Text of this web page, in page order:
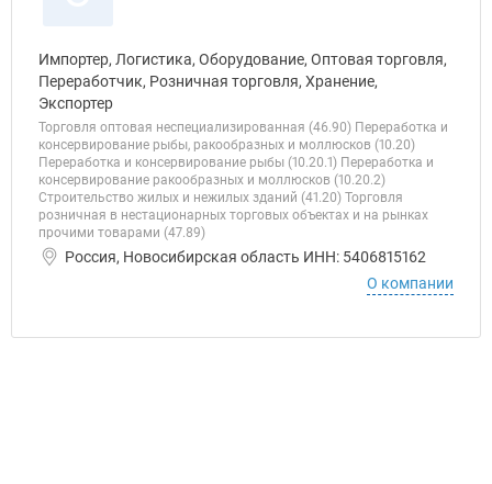
Импортер, Логистика, Оборудование, Оптовая торговля,
Переработчик, Розничная торговля, Хранение,
Экспортер
Торговля оптовая неспециализированная (46.90) Переработка и
консервирование рыбы, ракообразных и моллюсков (10.20)
Переработка и консервирование рыбы (10.20.1) Переработка и
консервирование ракообразных и моллюсков (10.20.2)
Строительство жилых и нежилых зданий (41.20) Торговля
розничная в нестационарных торговых объектах и на рынках
прочими товарами (47.89)
Россия, Новосибирская область ИНН: 5406815162
О компании